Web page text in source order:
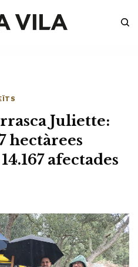
Juliette:
hectàrees
afectades